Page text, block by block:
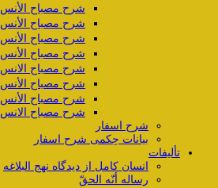
شرح مصباح الأنس۱️⃣
شرح مصباح الأنس۲️⃣
شرح مصباح الأنس۳️⃣
شرح مصباح الأنس۴️⃣
شرح مصباح الانس ۵️⃣
شرح مصباح الأنس۶️⃣
شرح مصباح الأنس۷️⃣
شرح مصباح الانس۸
شرح اسفار
بیانات حِکمی شرح اسفار
تألیفات
انسان کامل از دیدگاه نهج البلاغه
رساله أنّه الحقّ